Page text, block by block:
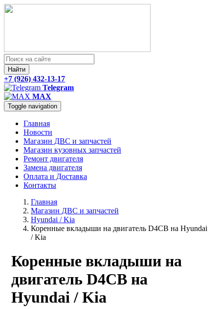
Найти
+7 (926) 432-13-17
Telegram
MAX
Toggle navigation
Главная
Новости
Магазин ДВС и запчастей
Магазин кузовных запчастей
Ремонт двигателя
Замена двигателя
Оплата и Доставка
Контакты
Главная
Магазин ДВС и запчастей
Hyundai / Kia
Коренные вкладыши на двигатель D4CB на Hyundai
/ Kia
Коренные вкладыши на
двигатель D4CB на
Hyundai / Kia